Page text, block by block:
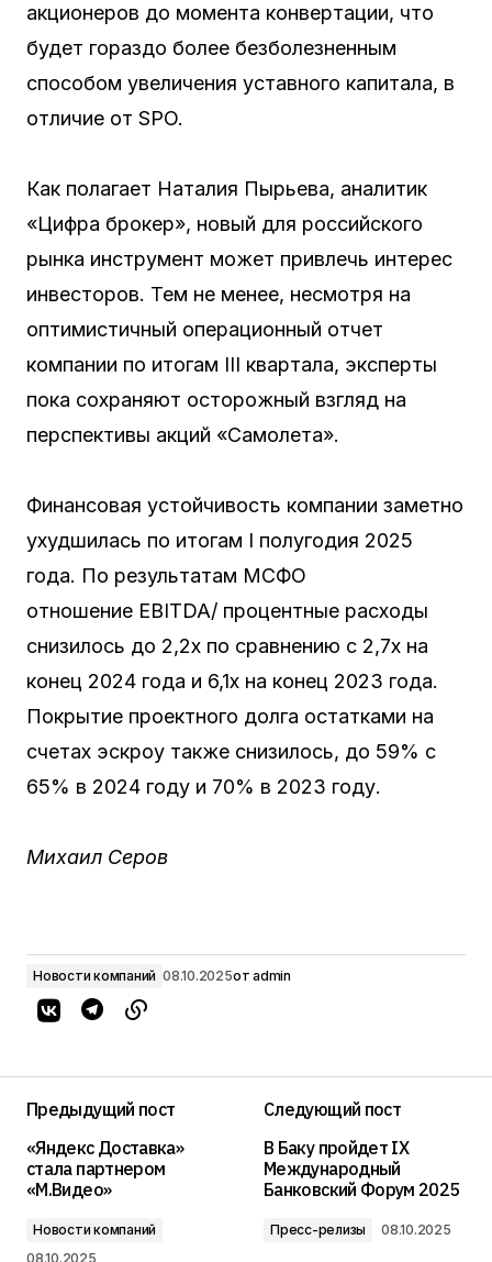
акционеров до момента конвертации, что
будет гораздо более безболезненным
способом увеличения уставного капитала, в
отличие от SPO.
Как полагает Наталия Пырьева, аналитик
«Цифра брокер», новый для российского
рынка инструмент может привлечь интерес
инвесторов. Тем не менее, несмотря на
оптимистичный операционный отчет
компании по итогам III квартала, эксперты
пока сохраняют осторожный взгляд на
перспективы акций «Самолета».
Финансовая устойчивость компании заметно
ухудшилась по итогам I полугодия 2025
года. По результатам МСФО
отношение EBITDA/ процентные расходы
снизилось до 2,2х по сравнению с 2,7х на
конец 2024 года и 6,1х на конец 2023 года.
Покрытие проектного долга остатками на
счетах эскроу также снизилось, до 59% с
65% в 2024 году и 70% в 2023 году.
Михаил Серов
Новости компаний 08.10.2025от admin
Предыдущий пост
«Яндекс Доставка»
стала партнером
«М.Видео»
Новости компаний
08.10.2025
Следующий пост
В Баку пройдет IX
Международный
Банковский Форум 2025
Пресс-релизы 08.10.2025